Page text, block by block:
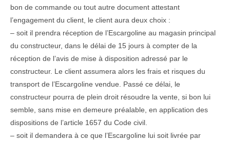
bon de commande ou tout autre document attestant
l’engagement du client, le client aura deux choix :
– soit il prendra réception de l’Escargoline au magasin principal
du constructeur, dans le délai de 15 jours à compter de la
réception de l’avis de mise à disposition adressé par le
constructeur. Le client assumera alors les frais et risques du
transport de l’Escargoline vendue. Passé ce délai, le
constructeur pourra de plein droit résoudre la vente, si bon lui
semble, sans mise en demeure préalable, en application des
dispositions de l’article 1657 du Code civil.
– soit il demandera à ce que l’Escargoline lui soit livrée par